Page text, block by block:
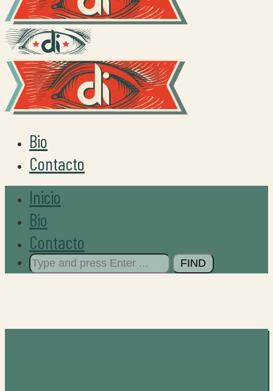
Bio
Contacto
Inicio
Bio
Contacto
Search
for: